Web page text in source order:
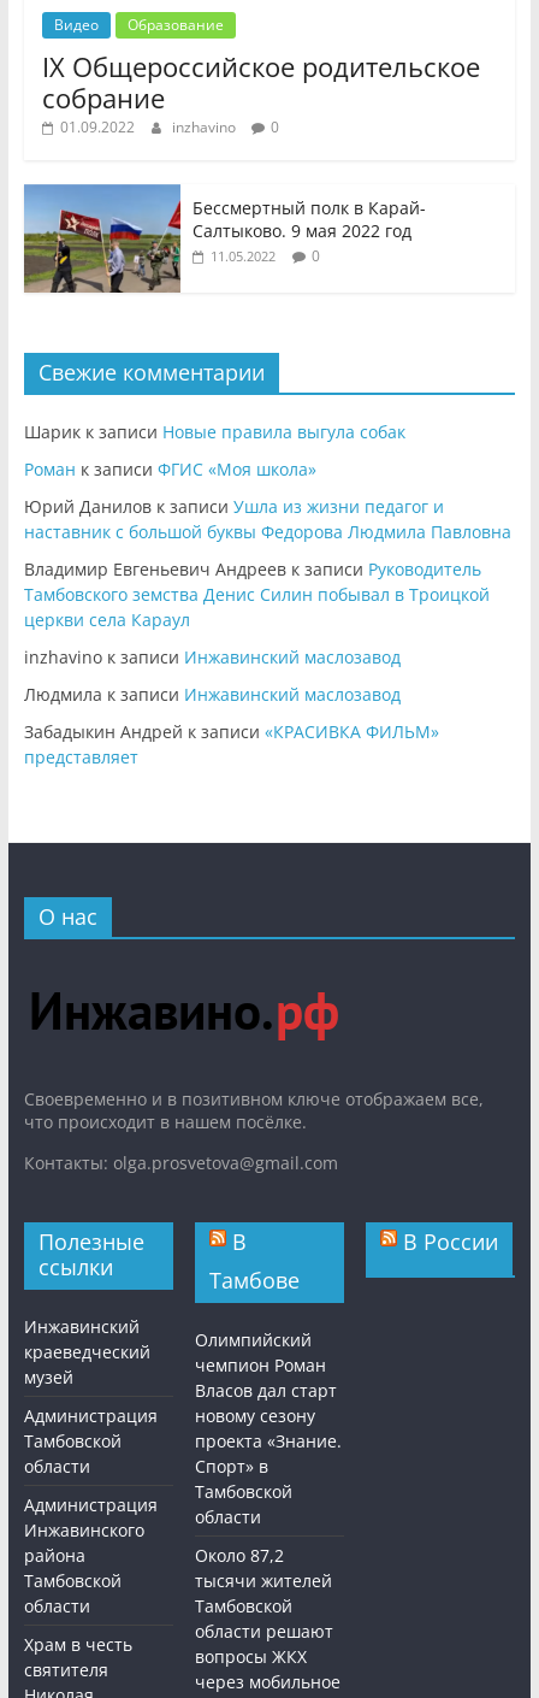
Видео Образование
IX Общероссийское родительское
собрание
01.09.2022 inzhavino 0
Бессмертный полк в Карай-
Салтыково. 9 мая 2022 год
11.05.2022 0
Свежие комментарии
Шарикк записи Новые правила выгула собак
Роман к записи ФГИС «Моя школа»
Юрий Даниловк записи Ушла из жизни педагог и
наставник с большой буквы Федорова Людмила Павловна
Владимир Евгеньевич Андреевк записи Руководитель
Тамбовского земства Денис Силин побывал в Троицкой
церкви села Караул
inzhavinoк записи Инжавинский маслозавод
Людмила к записи Инжавинский маслозавод
Забадыкин Андрей к записи «КРАСИВКА ФИЛЬМ»
представляет
О нас
Cвоевременно и в позитивном ключе отображаем все,
что происходит в нашем посёлке.
Контакты: olga.prosvetova@gmail.com
Полезные
ссылки
Инжавинский
краеведческий
музей
Администрация
Тамбовской
области
Администрация
Инжавинского
района
Тамбовской
области
Храм в честь
святителя
В
Тамбове
Олимпийский
чемпион Роман
Власов дал старт
новому сезону
проекта «Знание.
Спорт» в
Тамбовской
области
Около 87,2
тысячи жителей
Тамбовской
области решают
вопросы ЖКХ
через мобильное
В России